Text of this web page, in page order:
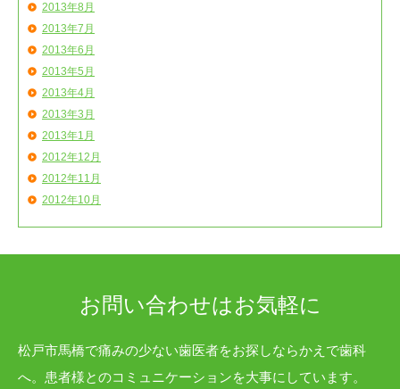
2013年8月
2013年7月
2013年6月
2013年5月
2013年4月
2013年3月
2013年1月
2012年12月
2012年11月
2012年10月
お問い合わせはお気軽に
松戸市馬橋で痛みの少ない歯医者をお探しならかえで歯科
へ。患者様とのコミュニケーションを大事にしています。